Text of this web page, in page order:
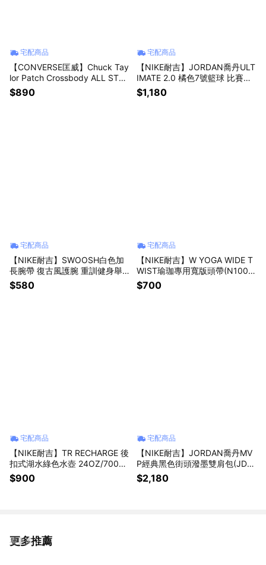
宅配商品
【CONVERSE匡威】Chuck Tay
lor Patch Crossbody ALL STAR
經典復古黃色斜背包(10020540
A14) 斜跨包 側背包 單肩包 多收
$890
宅配商品
【NIKE耐吉】JORDAN喬丹ULT
IMATE 2.0 橘色7號籃球 比賽用
球 超耐磨材質室外室內戶外場室
內場專用 成人標準七號橘色 父
$1,180
宅配商品
【NIKE耐吉】SWOOSH白色加
長腕帶 復古風護腕 重訓健身舉
重健力適用 吸濕排汗透氣 天秤
座生日禮物 大學畢業禮物 百元
$580
宅配商品
【NIKE耐吉】W YOGA WIDE T
WIST瑜珈專用寬版頭帶(N1004
287408OS/DR5202408)藍色
吸汗彈性頭巾 運動止汗帶 髮帶
$700
宅配商品
【NIKE耐吉】TR RECHARGE 後
扣式湖水綠色水壺 24OZ/700ml
運動水瓶(N101380436724)冷
水壺 大口徑水杯 高蛋白乳清奶
$900
宅配商品
【NIKE耐吉】JORDAN喬丹MV
P經典黑色街頭潑墨雙肩包(JD2
533004AD002/IO2945010)多
收納後背包書包時尚潮流包13吋
$2,180
更多推薦
看更多